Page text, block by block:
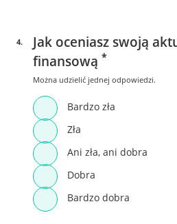
4.
Jak oceniasz swoją
finansową *
Można udzielić jednej odpowiedzi.
Bardzo zła
Zła
Ani zła, ani dobra
Dobra
Bardzo dobra